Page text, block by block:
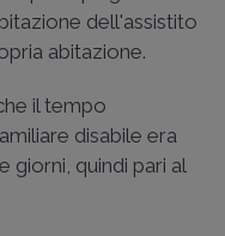
dell'assistito
abitazione.
il tempo
disabile era
giorni, quindi pari al